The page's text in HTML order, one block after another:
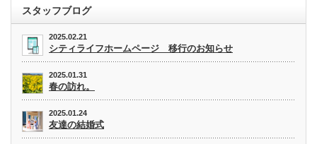
スタッフブログ
2025.02.21
シティライフホームページ 移行のお知らせ
2025.01.31
春の訪れ。
2025.01.24
友達の結婚式